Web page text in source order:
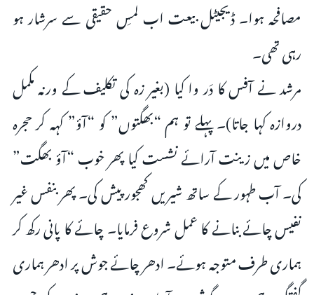
مصافحہ ہوا۔ ڈیجیٹل بیعت اب لمسِ حقیقی سے سرشار ہو
رہی تھی۔
مرشد نے آفس کا دَر وا کیا (بغیر زہ کی تکلیف کے ورنہ مکمل
دروازہ کہا جاتا)۔ پہلے تو ہم “بھگتوں” کو “آؤ” کہہ کر حجرہ
خاص میں زینت آرائے نشست کیا پھر خوب “آؤ بھگت”
کی۔ آب طہور کے ساتھ شیریں کھجور پیش کی۔ پھر بنفس غیر
نفیس چائے بنانے کا عمل شروع فرمایا۔ چائے کا پانی رکھ کر
ہماری طرف متوجہ ہوئے۔ ادھر چائے جوش پر ادھر ہماری